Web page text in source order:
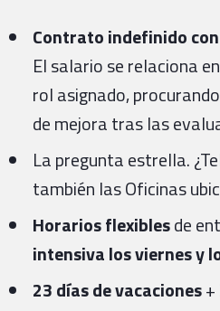
Contrato indefinido
El salario se relaciona
rol asignado,
de mejora tras las
La pregunta estrella.
también las Oficinas
Horarios flexiblesde
intensiva los viernes y
23 días de vacaciones